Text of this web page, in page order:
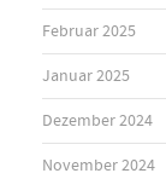
Februar 2025
Januar 2025
Dezember 2024
November 2024